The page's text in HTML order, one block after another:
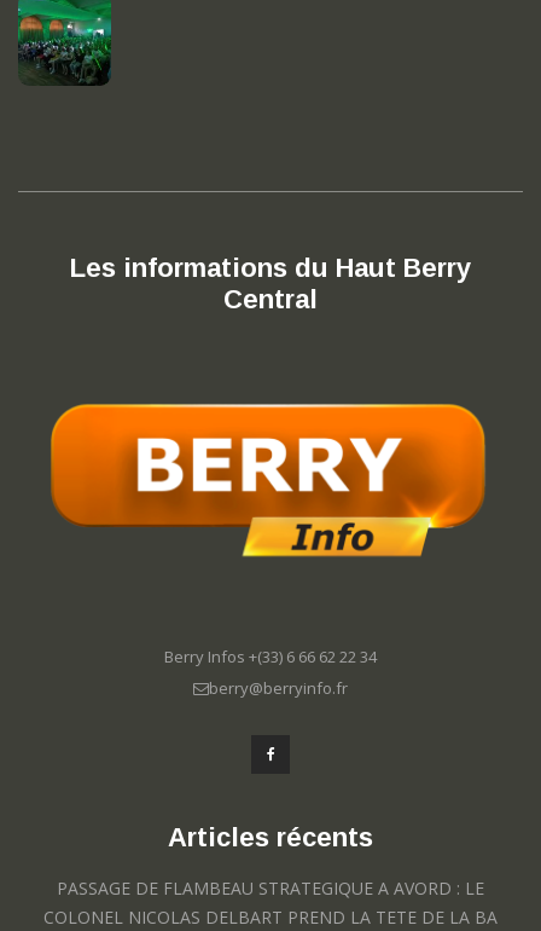
Les informations du Haut Berry
Central
Berry Infos +(33) 6 66 62 22 34
berry@berryinfo.fr
Articles récents
PASSAGE DE FLAMBEAU STRATEGIQUE A AVORD : LE
COLONEL NICOLAS DELBART PREND LA TETE DE LA BA